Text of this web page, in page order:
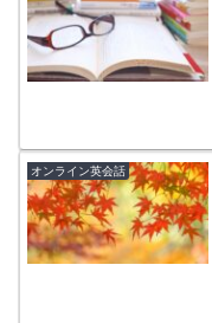
オンライン英会話